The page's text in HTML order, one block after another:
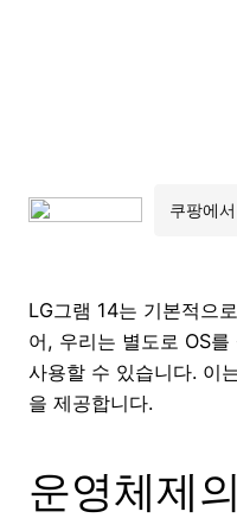
LG그램 14는 기본적으
어, 우리는 별도로 OS
사용할 수 있습니다. 이
을 제공합니다.
운영체제